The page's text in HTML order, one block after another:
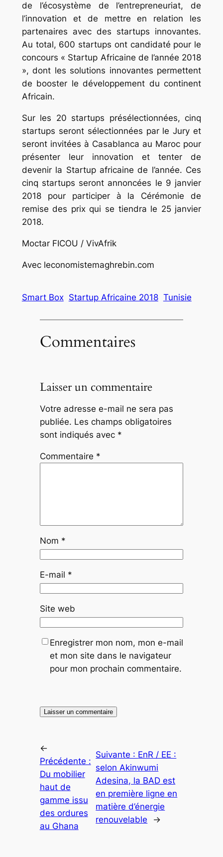
de l’écosystème de l’entrepreneuriat, de
l’innovation et de mettre en relation les
partenaires avec des startups innovantes.
Au total, 600 startups ont candidaté pour le
concours « Startup Africaine de l’année 2018
», dont les solutions innovantes permettent
de booster le développement du continent
Africain.
Sur les 20 startups présélectionnées, cinq
startups seront sélectionnées par le Jury et
seront invitées à Casablanca au Maroc pour
présenter leur innovation et tenter de
devenir la Startup africaine de l’année. Ces
cinq startups seront annoncées le 9 janvier
2018 pour participer à la Cérémonie de
remise des prix qui se tiendra le 25 janvier
2018.
Moctar FICOU / VivAfrik
Avec leconomistemaghrebin.com
Smart Box Startup Africaine 2018 Tunisie
Commentaires
Laisser un commentaire
Votre adresse e-mail ne sera pas
publiée. Les champs obligatoires
sont indiqués avec *
Commentaire *
Nom *
E-mail *
Site web
Enregistrer mon nom, mon e-mail
et mon site dans le navigateur
pour mon prochain commentaire.
←
Précédente :
Du mobilier
haut de
gamme issu
des ordures
au Ghana
Suivante : EnR / EE :
selon Akinwumi
Adesina, la BAD est
en première ligne en
matière d’énergie
renouvelable
→